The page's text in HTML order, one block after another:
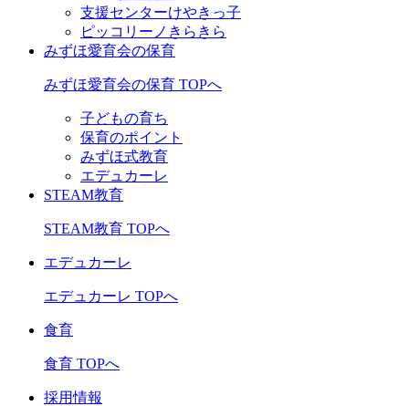
支援センターけやきっ子
ピッコリーノきらきら
みずほ愛育会の保育
みずほ愛育会の保育 TOPへ
子どもの育ち
保育のポイント
みずほ式教育
エデュカーレ
STEAM教育
STEAM教育 TOPへ
エデュカーレ
エデュカーレ TOPへ
食育
食育 TOPへ
採用情報